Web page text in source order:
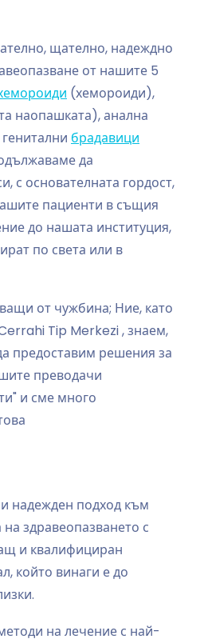
щателно, надеждно
от нашите 5
(хемороиди),
наопашката), анална
генитални брадавици
да
с основателната гордост,
пациенти в същия
до нашата институция,
по света или в
от чужбина; Ние, като
Tip Merkezi , знаем,
предоставим решения за
преводачи
и сме много
надежден подход към
здравеопазването с
и квалифициран
който винаги е до
на лечение с най-